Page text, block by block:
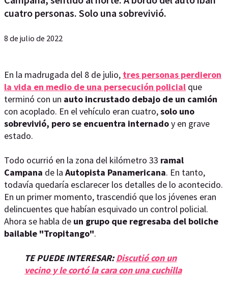
cuatro personas. Solo una sobrevivió.
8 de julio de 2022
En la madrugada del 8 de julio, tres personas perdieron
la vida en medio de una persecución policial que
terminó con un auto incrustado debajo de un camión
con acoplado. En el vehículo eran cuatro,solo uno
sobrevivió, pero se encuentra internadoy en grave
estado.
Todo ocurrió en la zona del kilómetro 33 ramal
Campana de la Autopista Panamericana. En tanto,
todavía quedaría esclarecer los detalles de lo acontecido.
En un primer momento, trascendió que los jóvenes eran
delincuentes que habían esquivado un control policial.
Ahora se habla de un grupo que regresaba del boliche
bailable "Tropitango".
TE PUEDE INTERESAR:Discutió con un
vecino y le cortó la cara con una cuchilla